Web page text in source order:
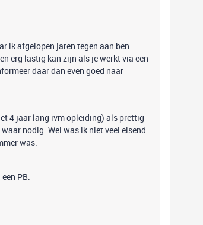
ik afgelopen jaren tegen aan ben
erg lastig kan zijn als je werkt via een
daar dan even goed naar
4 jaar lang ivm opleiding) als prettig
nodig. Wel was ik niet veel eisend
was.
PB.